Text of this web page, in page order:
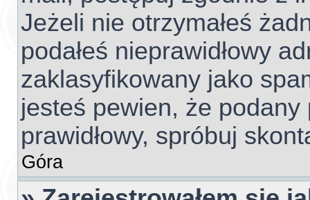
Jeżeli nie otrzymałeś
podałeś nieprawidłowy
zaklasyfikowany jako
jesteś pewien, że
prawidłowy, spróbuj
Góra